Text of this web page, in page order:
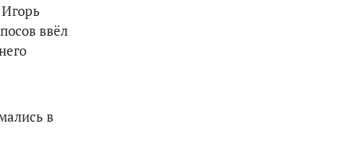
ввёл
в